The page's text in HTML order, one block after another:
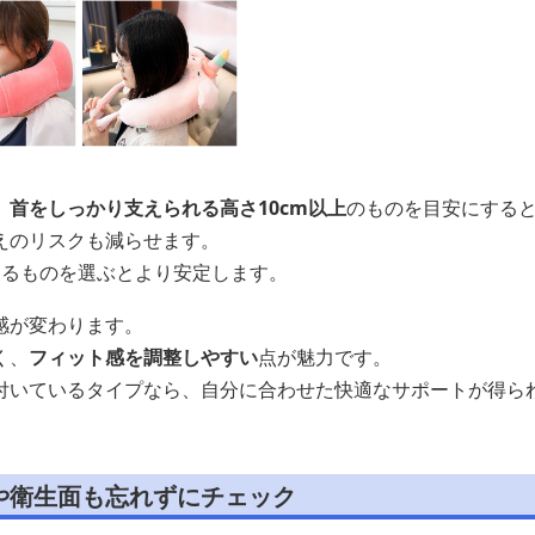
首をしっかり支えられる高さ10cm以上のものを目安にする
リスクも減らせます。
ものを選ぶとより安定します。
変わります。
フィット感を調整しやすい点が魅力です。
ているタイプなら、自分に合わせた快適なサポートが得ら
生面も忘れずにチェック